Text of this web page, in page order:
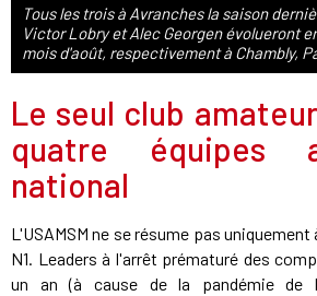
Tous les trois à Avranches la saison
Victor Lobry et Alec Georgen évolueront
mois d'août, respectivement à Chambly,
Le seul club
quatre équipes
national
L'USAMSM ne se résume pas
N1. Leaders à l'arrêt prématuré des
un an (à cause de la pandémie de